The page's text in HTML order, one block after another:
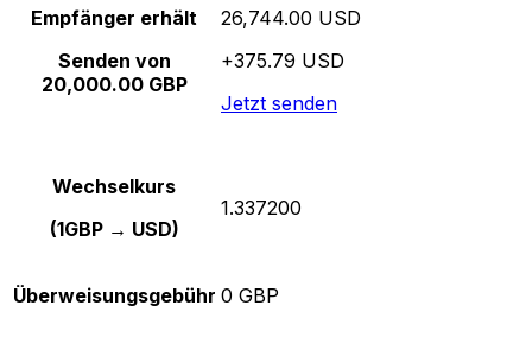
Empfänger erhält
Senden von
20,000.00 GBP
26,744.00 USD
+375.79 USD
Jetzt senden
Wechselkurs
(1GBP → USD)
1.337200
Überweisungsgebühr 0 GBP